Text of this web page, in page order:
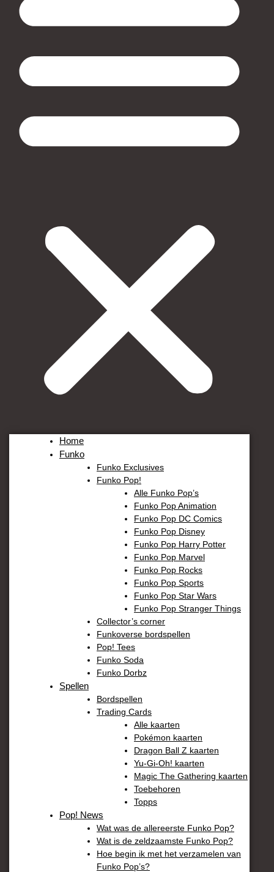
Home
Funko
Funko Exclusives
Funko Pop!
Alle Funko Pop’s
Funko Pop Animation
Funko Pop DC Comics
Funko Pop Disney
Funko Pop Harry Potter
Funko Pop Marvel
Funko Pop Rocks
Funko Pop Sports
Funko Pop Star Wars
Funko Pop Stranger Things
Collector’s corner
Funkoverse bordspellen
Pop! Tees
Funko Soda
Funko Dorbz
Spellen
Bordspellen
Trading Cards
Alle kaarten
Pokémon kaarten
Dragon Ball Z kaarten
Yu-Gi-Oh! kaarten
Magic The Gathering kaarten
Toebehoren
Topps
Pop! News
Wat was de allereerste Funko Pop?
Wat is de zeldzaamste Funko Pop?
Hoe begin ik met het verzamelen van
Funko Pop’s?